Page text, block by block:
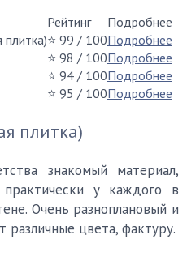
Рейтинг
Подробнее
плитка)⭐ 99 / 100Подробнее
⭐ 98 / 100Подробнее
⭐ 94 / 100Подробнее
⭐ 95 / 100Подробнее
плитка)
знакомый материал,
у каждого в
Очень разноплановый и
цвета, фактуру.